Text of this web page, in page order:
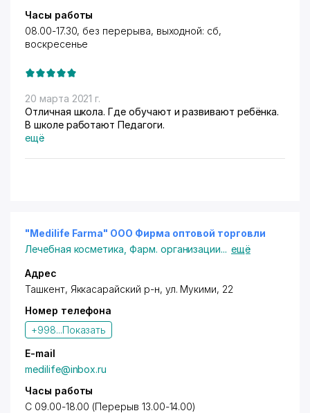
Часы работы
08.00-17.30, без перерыва, выходной: сб,
воскресенье
20 марта 2021 г.
Отличная школа. Где обучают и развивают ребёнка.
В школе работают Педагоги.
ещё
"Medilife Farma" ООО Фирма оптовой торговли
Лечебная косметика ,Фарм. организации... ещё
Адрес
Ташкент, Яккасарайский р-н, ул. Мукими, 22
Номер телефона
+998...Показать
E-mail
medilife@inbox.ru
Часы работы
С 09.00-18.00 (Перерыв 13.00-14.00)